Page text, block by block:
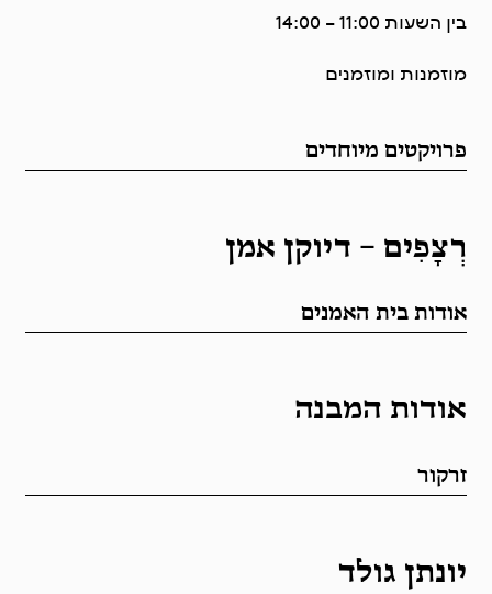
פרויקטים מיוחדים
רְצָפִים – דיוקן אמן
אודות בית האמנים
אודות המבנה
בין השעות 11:00 – 14:00
מוזמנות ומוזמנים
06.06.26
אוגוסטלחצו כאן
זרקור
יונתן גולד